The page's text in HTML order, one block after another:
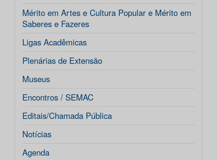
Mérito em Artes e Cultura Popular e Mérito em
Saberes e Fazeres
Ligas Acadêmicas
Plenárias de Extensão
Museus
Encontros / SEMAC
Editais/Chamada Pública
Notícias
Agenda